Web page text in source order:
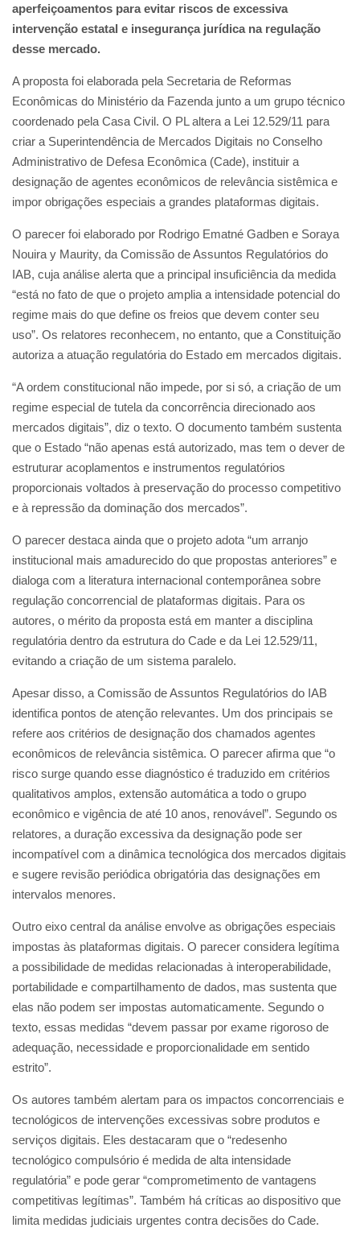
aperfeiçoamentos para evitar riscos de excessiva
intervenção estatal e insegurança jurídica na regulação
desse mercado.
A proposta foi elaborada pela Secretaria de Reformas
Econômicas do Ministério da Fazenda junto a um grupo técnico
coordenado pela Casa Civil. O PL altera a Lei 12.529/11 para
criar a Superintendência de Mercados Digitais no Conselho
Administrativo de Defesa Econômica (Cade), instituir a
designação de agentes econômicos de relevância sistêmica e
impor obrigações especiais a grandes plataformas digitais.
O parecer foi elaborado por Rodrigo Ematné Gadben e Soraya
Nouira y Maurity, da Comissão de Assuntos Regulatórios do
IAB, cuja análise alerta que a principal insuficiência da medida
“está no fato de que o projeto amplia a intensidade potencial do
regime mais do que define os freios que devem conter seu
uso”. Os relatores reconhecem, no entanto, que a Constituição
autoriza a atuação regulatória do Estado em mercados digitais.
“A ordem constitucional não impede, por si só, a criação de um
regime especial de tutela da concorrência direcionado aos
mercados digitais”, diz o texto. O documento também sustenta
que o Estado “não apenas está autorizado, mas tem o dever de
estruturar acoplamentos e instrumentos regulatórios
proporcionais voltados à preservação do processo competitivo
e à repressão da dominação dos mercados”.
O parecer destaca ainda que o projeto adota “um arranjo
institucional mais amadurecido do que propostas anteriores” e
dialoga com a literatura internacional contemporânea sobre
regulação concorrencial de plataformas digitais. Para os
autores, o mérito da proposta está em manter a disciplina
regulatória dentro da estrutura do Cade e da Lei 12.529/11,
evitando a criação de um sistema paralelo.
Apesar disso, a Comissão de Assuntos Regulatórios do IAB
identifica pontos de atenção relevantes. Um dos principais se
refere aos critérios de designação dos chamados agentes
econômicos de relevância sistêmica. O parecer afirma que “o
risco surge quando esse diagnóstico é traduzido em critérios
qualitativos amplos, extensão automática a todo o grupo
econômico e vigência de até 10 anos, renovável”. Segundo os
relatores, a duração excessiva da designação pode ser
incompatível com a dinâmica tecnológica dos mercados digitais
e sugere revisão periódica obrigatória das designações em
intervalos menores.
Outro eixo central da análise envolve as obrigações especiais
impostas às plataformas digitais. O parecer considera legítima
a possibilidade de medidas relacionadas à interoperabilidade,
portabilidade e compartilhamento de dados, mas sustenta que
elas não podem ser impostas automaticamente. Segundo o
texto, essas medidas “devem passar por exame rigoroso de
adequação, necessidade e proporcionalidade em sentido
estrito”.
Os autores também alertam para os impactos concorrenciais e
tecnológicos de intervenções excessivas sobre produtos e
serviços digitais. Eles destacaram que o “redesenho
tecnológico compulsório é medida de alta intensidade
regulatória” e pode gerar “comprometimento de vantagens
competitivas legítimas”. Também há críticas ao dispositivo que
limita medidas judiciais urgentes contra decisões do Cade.